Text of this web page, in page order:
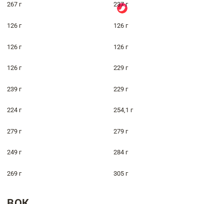
267 г 237 г
126 г 126 г
126 г 126 г
126 г 229 г
239 г 229 г
224 г 254,1 г
279 г 279 г
249 г 284 г
269 г 305 г